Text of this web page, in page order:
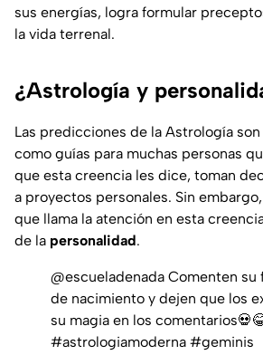
sus energías, logra formular
la vida terrenal.
¿Astrología y
Las predicciones de la Astrología
como guías para muchas personas
que esta creencia les dice, toman
a proyectos personales. Sin
que llama la atención en esta
de la personalidad.
@escueladenada Comenten su
de nacimiento y dejen que los
su magia en los
#astrologiamoderna #geminis